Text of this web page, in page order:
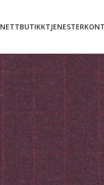
NETTBUTIKKTJENESTER